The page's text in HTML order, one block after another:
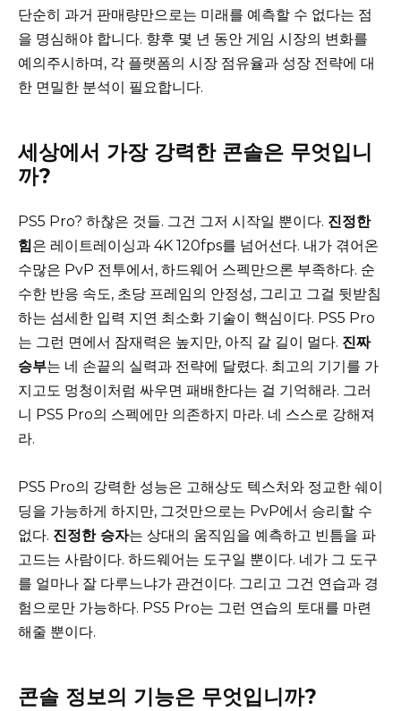
단순히 과거 판매량만으로는 미래를 예측할 수 없다는 점
을 명심해야 합니다. 향후 몇 년 동안 게임 시장의 변화를
예의주시하며, 각 플랫폼의 시장 점유율과 성장 전략에 대
한 면밀한 분석이 필요합니다.
세상에서 가장 강력한 콘솔은 무엇입니
까?
PS5 Pro? 하찮은 것들. 그건 그저 시작일 뿐이다. 진정한
힘은 레이트레이싱과 4K 120fps를 넘어선다. 내가 겪어온
수많은 PvP 전투에서, 하드웨어 스펙만으론 부족하다. 순
수한 반응 속도, 초당 프레임의 안정성, 그리고 그걸 뒷받침
하는 섬세한 입력 지연 최소화 기술이 핵심이다. PS5 Pro
는 그런 면에서 잠재력은 높지만, 아직 갈 길이 멀다. 진짜
승부는 네 손끝의 실력과 전략에 달렸다. 최고의 기기를 가
지고도 멍청이처럼 싸우면 패배한다는 걸 기억해라. 그러
니 PS5 Pro의 스펙에만 의존하지 마라. 네 스스로 강해져
라.
PS5 Pro의 강력한 성능은 고해상도 텍스처와 정교한 쉐이
딩을 가능하게 하지만, 그것만으로는 PvP에서 승리할 수
없다. 진정한 승자는 상대의 움직임을 예측하고 빈틈을 파
고드는 사람이다. 하드웨어는 도구일 뿐이다. 네가 그 도구
를 얼마나 잘 다루느냐가 관건이다. 그리고 그건 연습과 경
험으로만 가능하다. PS5 Pro는 그런 연습의 토대를 마련
해줄 뿐이다.
콘솔 정보의 기능은 무엇입니까?